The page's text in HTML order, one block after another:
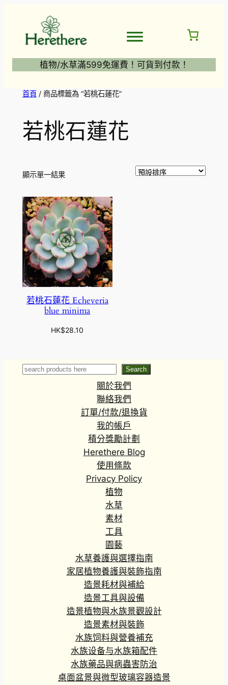
植物/水草滿599免運費！可貨到付款！
首頁/ 商品標籤為 “若桃石蓮花”
若桃石蓮花
顯示單一結果
若桃石蓮花 Echeveria
blue minima
HK$28.10
Search Search
關於我們
聯絡我們
訂單/付款/退換貨
我的帳戶
積分獎勵計劃
Herethere Blog
使用條款
Privacy Policy
植物
水草
素材
工具
園藝
水草養護與選擇指南
家居植物養護與裝飾指南
造景耗材與補給
造景工具與設備
造景植物與水族景觀設計
造景素材與裝飾
水族饲料與營養補充
水族设备与水族箱配件
水族藥品與病蟲害防治
桌面盆景與微型玻璃容器造景